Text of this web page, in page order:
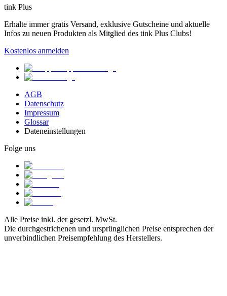
tink Plus
Erhalte immer gratis Versand, exklusive Gutscheine und aktuelle
Infos zu neuen Produkten als Mitglied des tink Plus Clubs!
Kostenlos anmelden
AGB
Datenschutz
Impressum
Glossar
Dateneinstellungen
Folge uns
Alle Preise inkl. der gesetzl. MwSt.
Die durchgestrichenen und ursprünglichen Preise entsprechen der
unverbindlichen Preisempfehlung des Herstellers.